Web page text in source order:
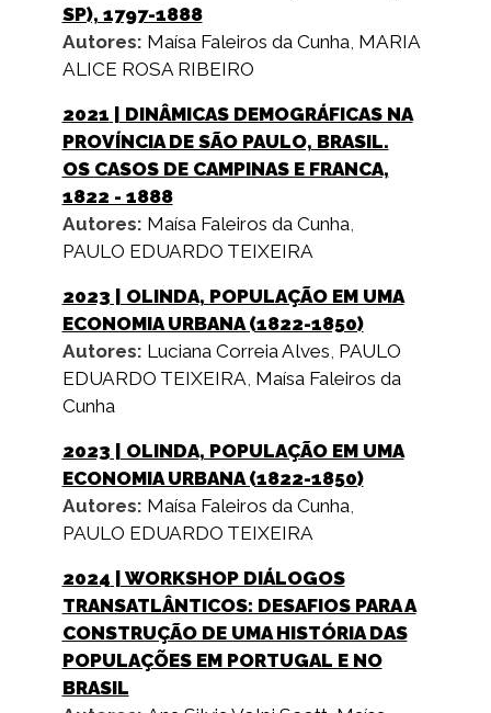
SP), 1797-1888
Autores: Maísa Faleiros da Cunha, MARIA
ALICE ROSA RIBEIRO
2021 | DINÂMICAS DEMOGRÁFICAS NA
PROVÍNCIA DE SÃO PAULO, BRASIL.
OS CASOS DE CAMPINAS E FRANCA,
1822 - 1888
Autores: Maísa Faleiros da Cunha,
PAULO EDUARDO TEIXEIRA
2023 | OLINDA, POPULAÇÃO EM UMA
ECONOMIA URBANA (1822-1850)
Autores: Luciana Correia Alves, PAULO
EDUARDO TEIXEIRA, Maísa Faleiros da
Cunha
2023 | OLINDA, POPULAÇÃO EM UMA
ECONOMIA URBANA (1822-1850)
Autores: Maísa Faleiros da Cunha,
PAULO EDUARDO TEIXEIRA
2024 | WORKSHOP DIÁLOGOS
TRANSATLÂNTICOS: DESAFIOS PARA A
CONSTRUÇÃO DE UMA HISTÓRIA DAS
POPULAÇÕES EM PORTUGAL E NO
BRASIL